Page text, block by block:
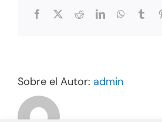
Facebook
X RedditLinkedIn
Sobre el Autor: admin